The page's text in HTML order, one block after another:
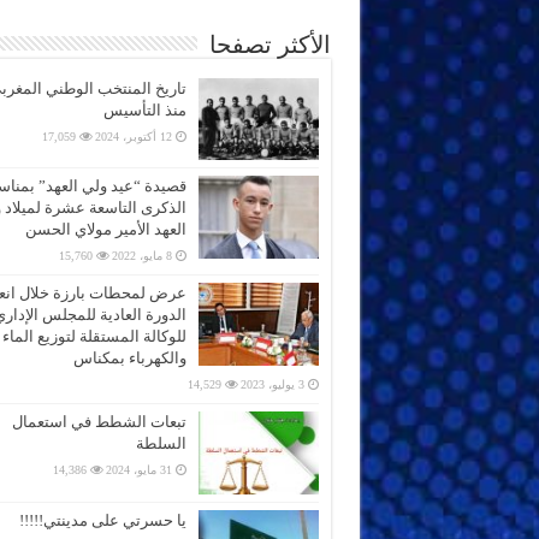
الأكثر تصفحا
تاريخ المنتخب الوطني
منذ التأسيس
12 أكتوبر، 2024 17,059
قصيدة “عيد ولي العهد”
الذكرى التاسعة عشرة
العهد الأمير مولاي الحسن
8 مايو، 2022 15,760
عرض لمحطات بارزة خلال
الدورة العادية للمجلس
للوكالة المستقلة لتوزيع الماء
والكهرباء بمكناس
3 يوليو، 2023 14,529
تبعات الشطط في استعمال
السلطة
31 مايو، 2024 14,386
يا حسرتي على مدينتي!!!!!